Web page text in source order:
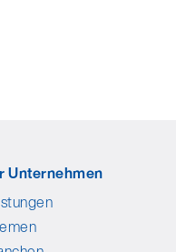
Unternehmen